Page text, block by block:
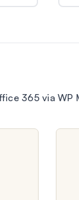
365 via WP